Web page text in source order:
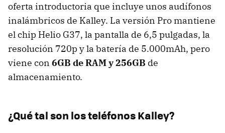
oferta introductoria que incluye unos audífonos
inalámbricos de Kalley. La versión Pro mantiene
el chip Helio G37, la pantalla de 6,5 pulgadas, la
resolución 720p y la batería de 5.000mAh, pero
viene con 6GB de RAM y 256GB de
almacenamiento.
¿Qué tal son los teléfonos Kalley?